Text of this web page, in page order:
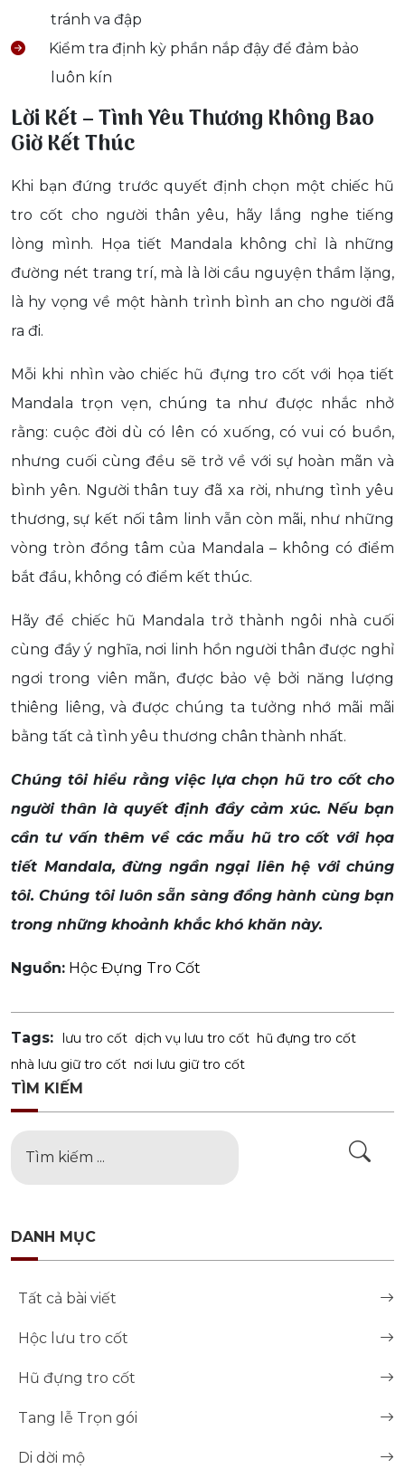
tránh va đập
Kiểm tra định kỳ phần nắp đậy để đảm bảo
luôn kín
Lời Kết – Tình Yêu Thương Không Bao
Giờ Kết Thúc
Khi bạn đứng trước quyết định chọn một chiếc hũ
tro cốt cho người thân yêu, hãy lắng nghe tiếng
lòng mình. Họa tiết Mandala không chỉ là những
đường nét trang trí, mà là lời cầu nguyện thầm lặng,
là hy vọng về một hành trình bình an cho người đã
ra đi.
Mỗi khi nhìn vào chiếc hũ đựng tro cốt với họa tiết
Mandala trọn vẹn, chúng ta như được nhắc nhở
rằng: cuộc đời dù có lên có xuống, có vui có buồn,
nhưng cuối cùng đều sẽ trở về với sự hoàn mãn và
bình yên. Người thân tuy đã xa rời, nhưng tình yêu
thương, sự kết nối tâm linh vẫn còn mãi, như những
vòng tròn đồng tâm của Mandala – không có điểm
bắt đầu, không có điểm kết thúc.
Hãy để chiếc hũ Mandala trở thành ngôi nhà cuối
cùng đầy ý nghĩa, nơi linh hồn người thân được nghỉ
ngơi trong viên mãn, được bảo vệ bởi năng lượng
thiêng liêng, và được chúng ta tưởng nhớ mãi mãi
bằng tất cả tình yêu thương chân thành nhất.
Chúng tôi hiểu rằng việc lựa chọn hũ tro cốt cho
người thân là quyết định đầy cảm xúc. Nếu bạn
cần tư vấn thêm về các mẫu hũ tro cốt với họa
tiết Mandala, đừng ngần ngại liên hệ với chúng
tôi. Chúng tôi luôn sẵn sàng đồng hành cùng bạn
trong những khoảnh khắc khó khăn này.
Nguồn: Hộc Đựng Tro Cốt
Tags: lưu tro cốt dịch vụ lưu tro cốt hũ đựng tro cốt
nhà lưu giữ tro cốt nơi lưu giữ tro cốt
TÌM KIẾM
DANH MỤC
Tất cả bài viết
Hộc lưu tro cốt
Hũ đựng tro cốt
Tang lễ Trọn gói
Di dời mộ